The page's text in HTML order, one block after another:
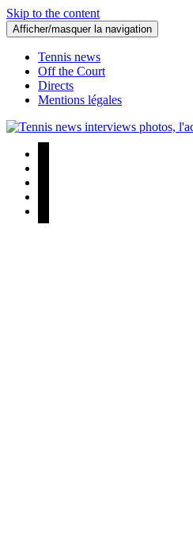
Skip to the content
Afficher/masquer la navigation
Tennis news
Off the Court
Directs
Mentions légales
Tennis news interviews photos,
Tennis news interviews photos,